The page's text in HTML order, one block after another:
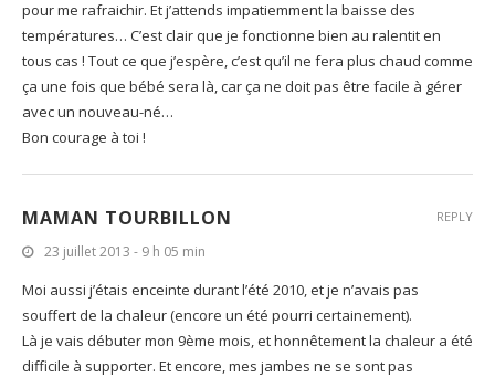
pour me rafraichir. Et j’attends impatiemment la baisse des
températures… C’est clair que je fonctionne bien au ralentit en
tous cas ! Tout ce que j’espère, c’est qu’il ne fera plus chaud comme
ça une fois que bébé sera là, car ça ne doit pas être facile à gérer
avec un nouveau-né…
Bon courage à toi !
MAMAN TOURBILLON
23 juillet 2013 - 9 h 05 min
Moi aussi j’étais enceinte durant l’été 2010, et je n’avais pas
souffert de la chaleur (encore un été pourri certainement).
Là je vais débuter mon 9ème mois, et honnêtement la chaleur a été
difficile à supporter. Et encore, mes jambes ne se sont pas
REPLY